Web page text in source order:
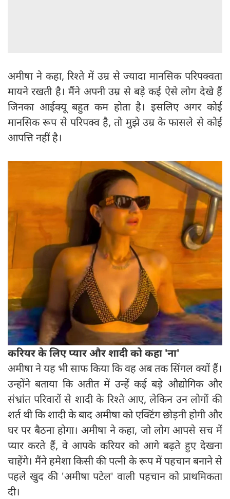
अमीषा ने कहा, रिश्ते में उम्र से ज्यादा मानसिक परिपक्वता
मायने रखती है। मैंने अपनी उम्र से बड़े कई ऐसे लोग देखे हैं
जिनका आईक्यू बहुत कम होता है। इसलिए अगर कोई
मानसिक रूप से परिपक्व है, तो मुझे उम्र के फासले से कोई
आपत्ति नहीं है।
करियर के लिए प्यार और शादी को कहा 'ना'
अमीषा ने यह भी साफ किया कि वह अब तक सिंगल क्यों हैं।
उन्होंने बताया कि अतीत में उन्हें कई बड़े औद्योगिक और
संभ्रांत परिवारों से शादी के रिश्ते आए, लेकिन उन लोगों की
शर्त थी कि शादी के बाद अमीषा को एक्टिंग छोड़नी होगी और
घर पर बैठना होगा। अमीषा ने कहा, जो लोग आपसे सच में
प्यार करते हैं, वे आपके करियर को आगे बढ़ते हुए देखना
चाहेंगे। मैंने हमेशा किसी की पत्नी के रूप में पहचान बनाने से
पहले खुद की 'अमीषा पटेल' वाली पहचान को प्राथमिकता
दी।